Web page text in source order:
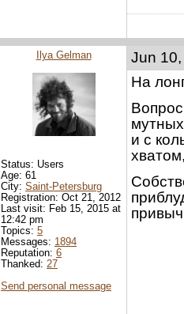
Jun
На
и с
Ilya Gelman
Status: Users
Age: 61
City: Saint-Petersburg
Registration: Oct 21, 2012
Last visit: Feb 15, 2015 at
12:42 pm
Topics: 5
Messages: 1894
Reputation: 6
Thanked: 27
Send personal message